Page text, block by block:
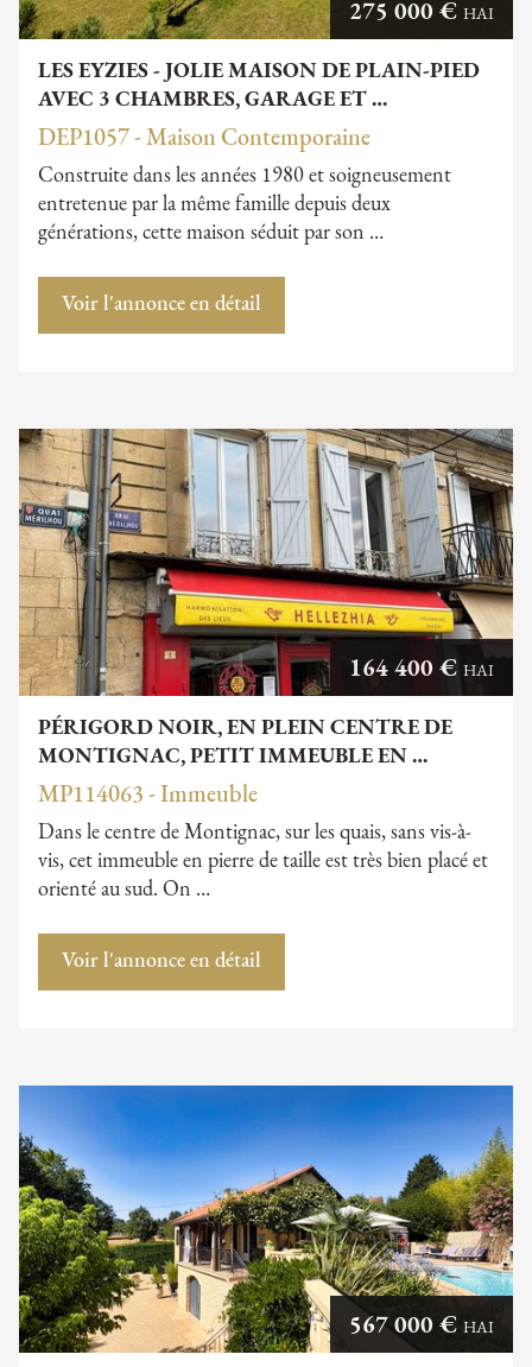
LES EYZIES - JOLIE MAISON DE PLAIN-PIED
AVEC 3 CHAMBRES, GARAGE ET …
275 000 € HAI
DEP1057 - Maison Contemporaine
Construite dans les années 1980 et soigneusement
entretenue par la même famille depuis deux
générations, cette maison séduit par son …
Voir l'annonce en détail
PÉRIGORD NOIR, EN PLEIN CENTRE DE
MONTIGNAC, PETIT IMMEUBLE EN …
164 400 € HAI
MP114063 - Immeuble
Dans le centre de Montignac, sur les quais, sans vis-à-
vis, cet immeuble en pierre de taille est très bien placé et
orienté au sud. On …
Voir l'annonce en détail
567 000 € HAI